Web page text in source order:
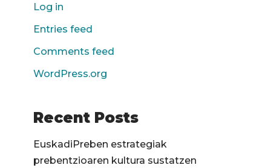
Log in
Entries feed
Comments feed
WordPress.org
Recent Posts
EuskadiPreben estrategiak
prebentzioaren kultura sustatzen